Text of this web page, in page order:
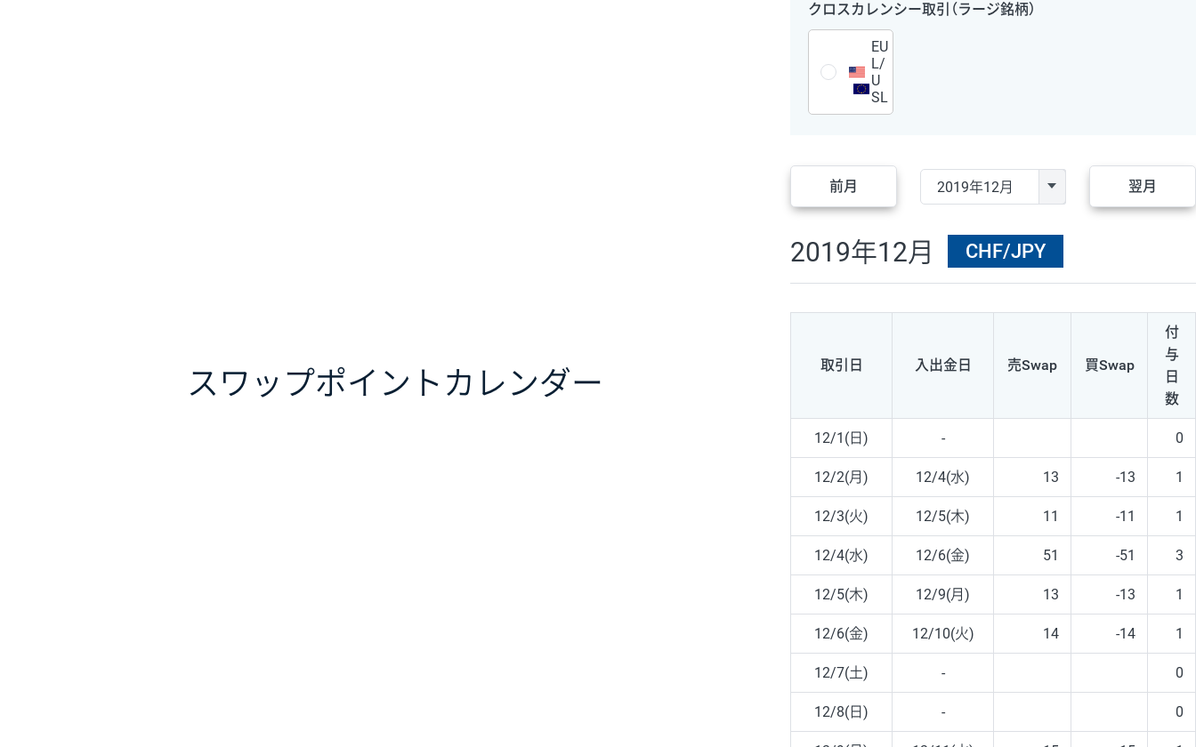
スワップポイント カレンダー
クロスカレンシー取引（ラージ銘柄）
EU
L/
U
SL
前月 翌月
2019年12月 CHF/JPY
取引日 入出金日 売Swap 買Swap
付
与
日
数
12/1(日) - 0
12/2(月) 12/4(水) 13 -13 1
12/3(火) 12/5(木) 11 -11 1
12/4(水) 12/6(金) 51 -51 3
12/5(木) 12/9(月) 13 -13 1
12/6(金) 12/10(火) 14 -14 1
12/7(土) - 0
12/8(日) - 0